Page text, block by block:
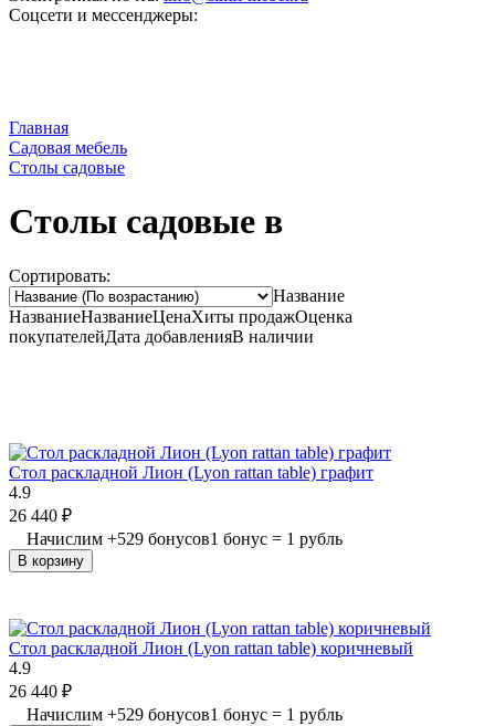
Соцсети и мессенджеры:
Главная
Садовая мебель
Столы садовые
Столы садовые в
Сортировать:
Название
НазваниеНазваниеЦенаХиты продажОценка
покупателейДата добавленияВ наличии
Стол раскладной Лион (Lyon rattan table) графит
4.9
26 440 ₽
Начислим +529 бонусов1 бонус = 1 рубль
В корзину
Стол раскладной Лион (Lyon rattan table) коричневый
4.9
26 440 ₽
Начислим +529 бонусов1 бонус = 1 рубль